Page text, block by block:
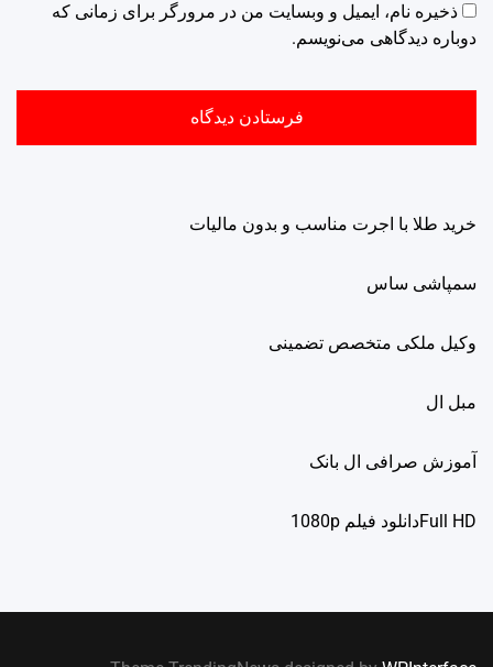
ذخیره نام، ایمیل و وبسایت من در مرورگر برای زمانی که
دوباره دیدگاهی می‌نویسم.
خرید طلا با اجرت مناسب و بدون مالیات
سمپاشی ساس
وکیل ملکی متخصص تضمینی
مبل ال
آموزش صرافی ال بانک
Full HDدانلود فيلم 1080p